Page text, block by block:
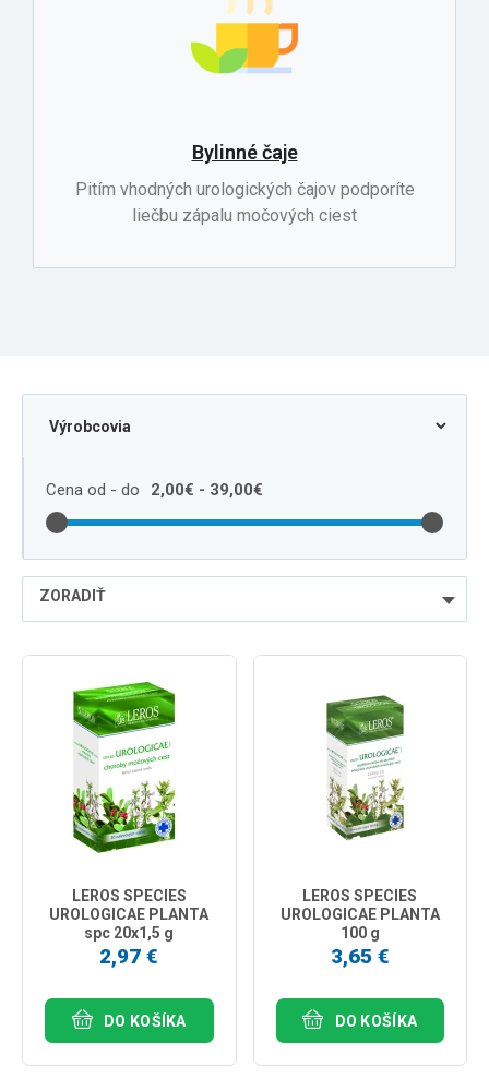
Bylinné čaje
Pitím vhodných urologických čajov podporíte
liečbu zápalu močových ciest
Cena od - do 2,00€ - 39,00€
ZORADIŤ
najpredávanejšie
podľa názvu od A
LEROS SPECIES
UROLOGICAE PLANTA
spc 20x1,5 g
2,97 €
DO KOŠÍKA
LEROS SPECIES
UROLOGICAE PLANTA
100 g
3,65 €
DO KOŠÍKA